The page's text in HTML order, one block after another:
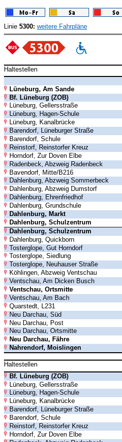
Linie 5300: weitere Fahrpläne
Haltestellen
Lüneburg, Am Sande
Bf. Lüneburg (ZOB)
Lüneburg, Gellersstraße
Lüneburg, Hagen-Schule
Lüneburg, Kanalbrücke
Barendorf, Lüneburger Straße
Barendorf, Schule
Reinstorf, Reinstorfer Kreuz
Horndorf, Zur Doven Elbe
Radenbeck, Abzweig Radenbeck
Bavendorf, Mitte/B216
Dahlenburg, Abzweig Sommerbeck
Dahlenburg, Abzweig Dumstorf
Dahlenburg, Ehrenfriedhof
Dahlenburg, Grundschule
Dahlenburg, Markt
Dahlenburg, Schulzentrum
Dahlenburg, Schulzentrum
Dahlenburg, Quickborn
Tosterglope, Gut Horndorf
Tosterglope, Siedlung
Tosterglope, Neuhauser Straße
Köhlingen, Abzweig Ventschau
Ventschau, Am Dicken Busch
Ventschau, Ortsmitte
Ventschau, Am Bach
Quarstedt, L231
Neu Darchau, Süd
Neu Darchau, Post
Neu Darchau, Ortsmitte
Neu Darchau, Fähre
Nahrendorf, Moislingen
Haltestellen
Bf. Lüneburg (ZOB)
Lüneburg, Gellersstraße
Lüneburg, Hagen-Schule
Lüneburg, Kanalbrücke
Barendorf, Lüneburger Straße
Barendorf, Schule
Reinstorf, Reinstorfer Kreuz
Horndorf, Zur Doven Elbe